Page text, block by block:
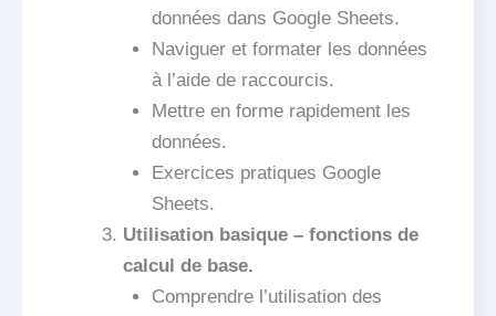
données dans Google Sheets.
Naviguer et formater les données
à l’aide de raccourcis.
Mettre en forme rapidement les
données.
Exercices pratiques Google
Sheets.
Utilisation basique – fonctions de
calcul de base.
Comprendre l’utilisation des